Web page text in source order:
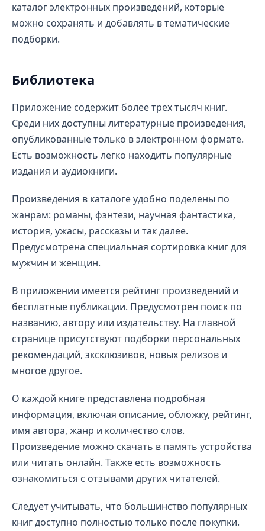
каталог электронных произведений, которые
можно сохранять и добавлять в тематические
подборки.
Библиотека
Приложение содержит более трех тысяч книг.
Среди них доступны литературные произведения,
опубликованные только в электронном формате.
Есть возможность легко находить популярные
издания и аудиокниги.
Произведения в каталоге удобно поделены по
жанрам: романы, фэнтези, научная фантастика,
история, ужасы, рассказы и так далее.
Предусмотрена специальная сортировка книг для
мужчин и женщин.
В приложении имеется рейтинг произведений и
бесплатные публикации. Предусмотрен поиск по
названию, автору или издательству. На главной
странице присутствуют подборки персональных
рекомендаций, эксклюзивов, новых релизов и
многое другое.
О каждой книге представлена подробная
информация, включая описание, обложку, рейтинг,
имя автора, жанр и количество слов.
Произведение можно скачать в память устройства
или читать онлайн. Также есть возможность
ознакомиться с отзывами других читателей.
Следует учитывать, что большинство популярных
книг доступно полностью только после покупки.